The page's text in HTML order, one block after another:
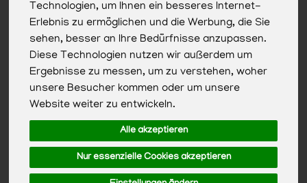
Technologien, um Ihnen ein besseres Internet-
Erlebnis zu ermöglichen und die Werbung, die Sie
sehen, besser an Ihre Bedürfnisse anzupassen.
Diese Technologien nutzen wir außerdem um
Ergebnisse zu messen, um zu verstehen, woher
unsere Besucher kommen oder um unsere
Website weiter zu entwickeln.
Alle akzeptieren
Nur essenzielle Cookies akzeptieren